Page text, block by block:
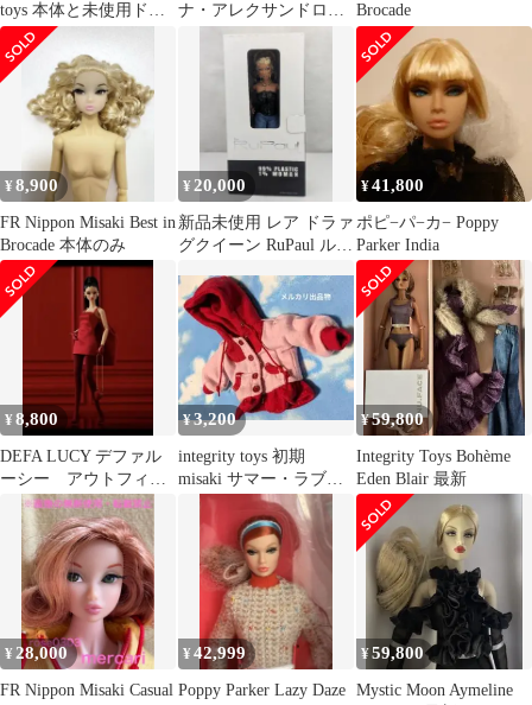
toys 本体と未使用ドレ
スセット
ナ・アレクサンドロヴ
Brocade
¥8,900
FR Nippon Misaki Best in
Brocade 本体のみ
¥ 20,000
新品未使用 レア ドラァ
グクイーン RuPaul ルポ
¥41,800
ポピ−パ−カ− Poppy
Parker India
¥8,800
DEFA LUCY デファル
ーシー アウトフィッ
ト ポピーパーカーな
¥3,200
integrity toys 初期
misaki サマー・ラブ
フーディ
¥59,800
Integrity Toys Bohème
Eden Blair 最新
¥ 28,000
FR Nippon Misaki Casual
¥42,999
Poppy Parker Lazy Daze
¥59,800
Mystic Moon Aymeline